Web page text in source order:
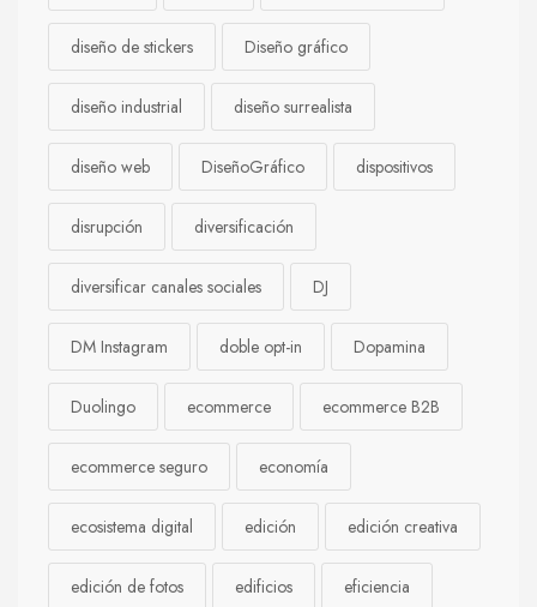
diseño de stickers Diseño gráfico
diseño industrial diseño surrealista
diseño web DiseñoGráfico dispositivos
disrupción diversificación
diversificar canales sociales DJ
DM Instagram doble opt-in Dopamina
Duolingo ecommerce ecommerce B2B
ecommerce seguro economía
ecosistema digital edición edición creativa
edición de fotos edificios eficiencia